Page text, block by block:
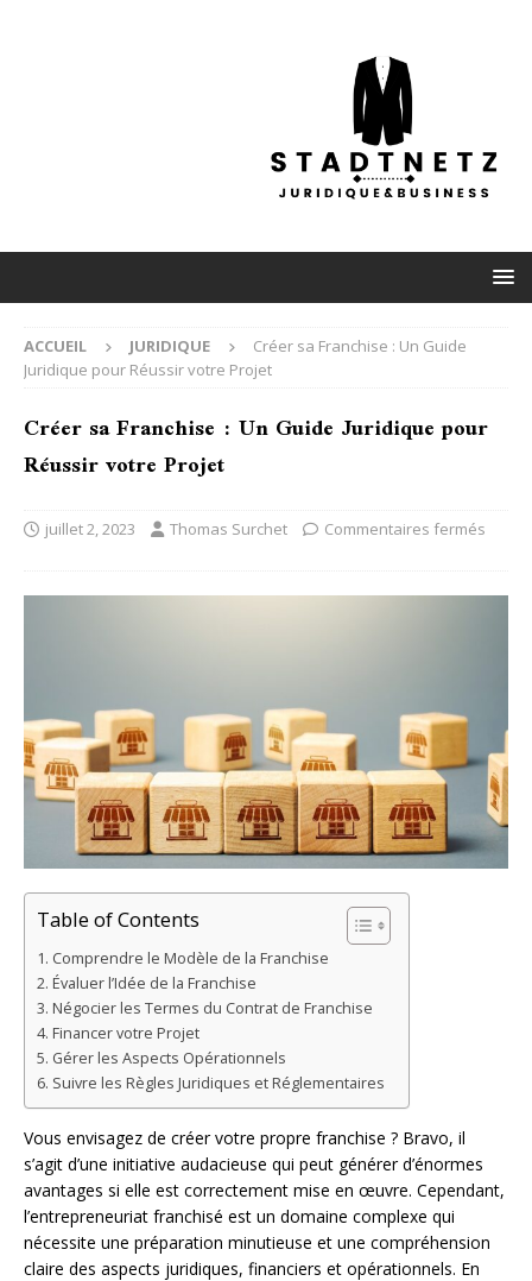
ACCUEIL JURIDIQUE
Créer sa Franchise : Un Guide
Juridique pour Réussir votre Projet
Créer sa Franchise : Un Guide Juridique pour
Réussir votre Projet
juillet 2, 2023 Thomas Surchet Commentaires fermés
Table of Contents
Comprendre le Modèle de la Franchise
Évaluer l’Idée de la Franchise
Négocier les Termes du Contrat de Franchise
Financer votre Projet
Gérer les Aspects Opérationnels
Suivre les Règles Juridiques et Réglementaires
Vous envisagez de créer votre propre franchise ? Bravo, il
s’agit d’une initiative audacieuse qui peut générer d’énormes
avantages si elle est correctement mise en œuvre. Cependant,
l’entrepreneuriat franchisé est un domaine complexe qui
nécessite une préparation minutieuse et une compréhension
claire des aspects juridiques, financiers et opérationnels. En